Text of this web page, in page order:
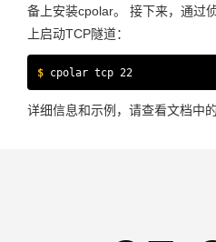
备上安装cpolar。 接下来，通过
上启动TCP隧道：
$ cpolar tcp 22
详细信息和示例，请查看文档中的